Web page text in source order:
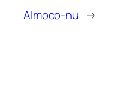
Almoco-nu →